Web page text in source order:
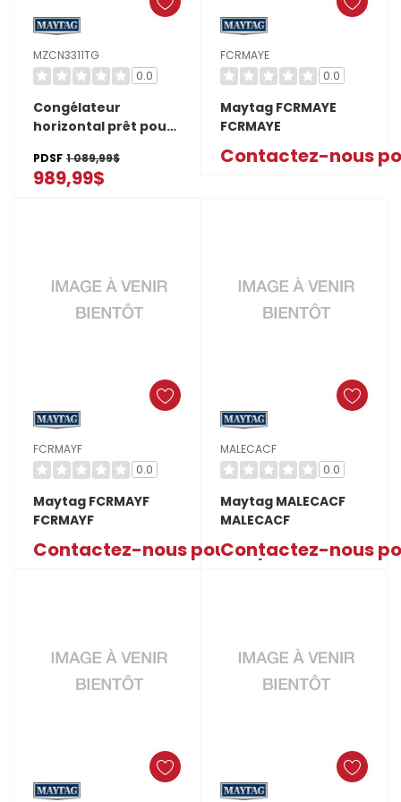
MZCN3311TG
0.0
Congélateur
horizontal prêt pour
de 11 pi cu convertible
en réfrigérateur
PDSF 1 089,99$
989,99$
FCRMAYE
0.0
Maytag FCRMAYE
FCRMAYE
Contactez-nous
FCRMAYF
0.0
Maytag FCRMAYF
FCRMAYF
Contactez-nous pour le prix
MALECACF
0.0
Maytag MALECACF
MALECACF
Contactez-nous